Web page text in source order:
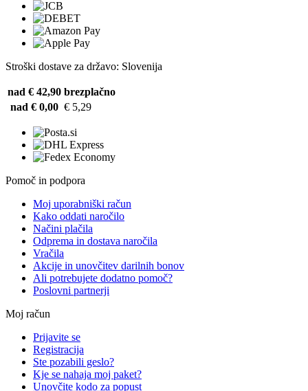
Stroški dostave za državo: Slovenija
nad € 42,90 brezplačno
nad € 0,00 € 5,29
Pomoč in podpora
Moj uporabniški račun
Kako oddati naročilo
Načini plačila
Odprema in dostava naročila
Vračila
Akcije in unovčitev darilnih bonov
Ali potrebujete dodatno pomoč?
Poslovni partnerji
Moj račun
Prijavite se
Registracija
Ste pozabili geslo?
Kje se nahaja moj paket?
Unovčite kodo za popust